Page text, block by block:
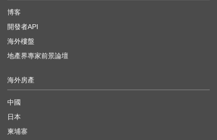
博客
開發者API
海外樓盤
地產界專家前景論壇
海外房產
中國
日本
柬埔寨